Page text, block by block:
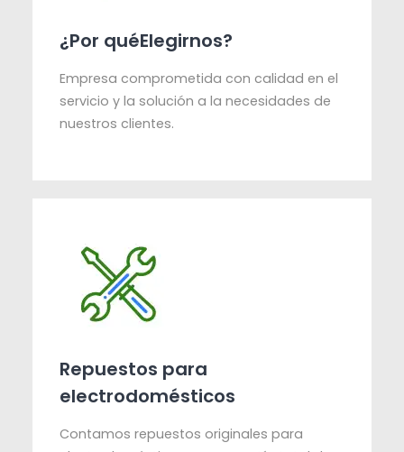
¿Por quéElegirnos?
Empresa comprometida con calidad en el
servicio y la solución a la necesidades de
nuestros clientes.
Repuestos para
electrodomésticos
Contamos repuestos originales para